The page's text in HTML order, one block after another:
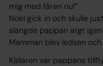
mig med fåren nu!”
Noel gick in och skulle
slängde pappan argt
Mamman blev ledsen
Källaren var pappans